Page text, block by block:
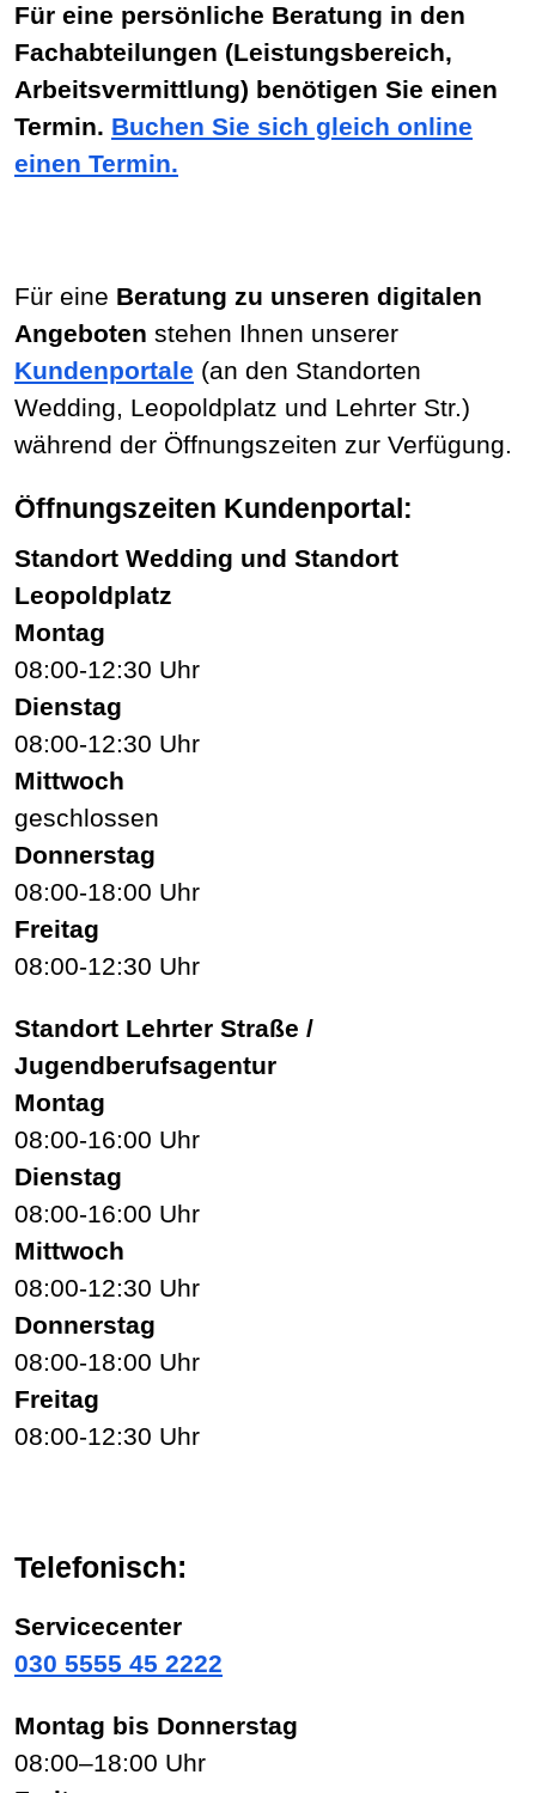
Für eine persönliche Beratung in den
Fachabteilungen (Leistungsbereich,
Arbeitsvermittlung) benötigen Sie einen
Termin. Buchen Sie sich gleich online
einen Termin.
Für eine Beratung zu unseren digitalen
Angeboten stehen Ihnen unserer
Kundenportale (an den Standorten
Wedding, Leopoldplatz und Lehrter Str.)
während der Öffnungszeiten zur Verfügung.
Öffnungszeiten Kundenportal:
Standort Wedding und Standort
Leopoldplatz
Montag
08:00-12:30 Uhr
Dienstag
08:00-12:30 Uhr
Mittwoch
geschlossen
Donnerstag
08:00-18:00 Uhr
Freitag
08:00-12:30 Uhr
Standort Lehrter Straße /
Jugendberufsagentur
Montag
08:00-16:00 Uhr
Dienstag
08:00-16:00 Uhr
Mittwoch
08:00-12:30 Uhr
Donnerstag
08:00-18:00 Uhr
Freitag
08:00-12:30 Uhr
Telefonisch:
Servicecenter
030 5555 45 2222
Montag bis Donnerstag
08:00–18:00 Uhr